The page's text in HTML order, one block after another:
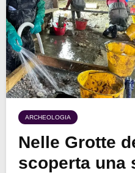
ARCHEOLOGIA
Nelle Grotte
scoperta una